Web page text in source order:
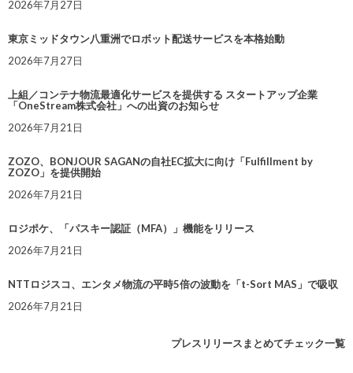
2026年7月27日
東京ミッドタウン八重洲でロボット配送サービスを本格始動
2026年7月27日
上組／コンテナ物流最適化サービスを提供する スタートアップ企業
「OneStream株式会社」への出資のお知らせ
2026年7月21日
ZOZO、BONJOUR SAGANの自社EC拡大に向け「Fulfillment by
ZOZO」を提供開始
2026年7月21日
ロジポケ、「パスキー認証（MFA）」機能をリリース
2026年7月21日
NTTロジスコ、エンタメ物流の平時5倍の波動を「t-Sort MAS」で吸収
2026年7月21日
プレスリリースまとめてチェック一覧